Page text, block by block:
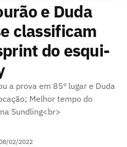
e Duda
classificam
do esqui-
a prova em 85º lugar e Duda
Melhor tempo do
Sundling<br>
02/2022